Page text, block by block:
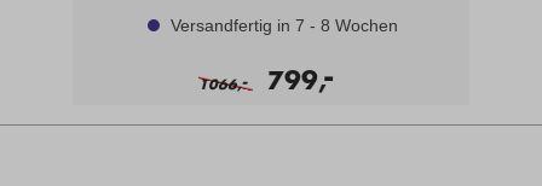
Versandfertig in 7 - 8 Wochen
1066,
- 799,
-